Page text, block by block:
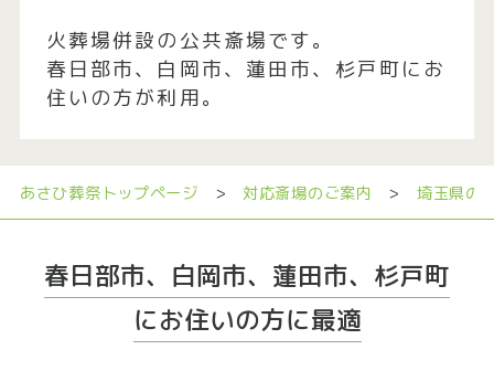
火葬場併設の公共斎場です。
春日部市、白岡市、蓮田市、杉戸町にお
住いの方が利用。
あさひ葬祭トップページ > 対応斎場のご案内 > 埼玉県の
春日部市、白岡市、蓮田市、杉戸町
にお住いの方に最適